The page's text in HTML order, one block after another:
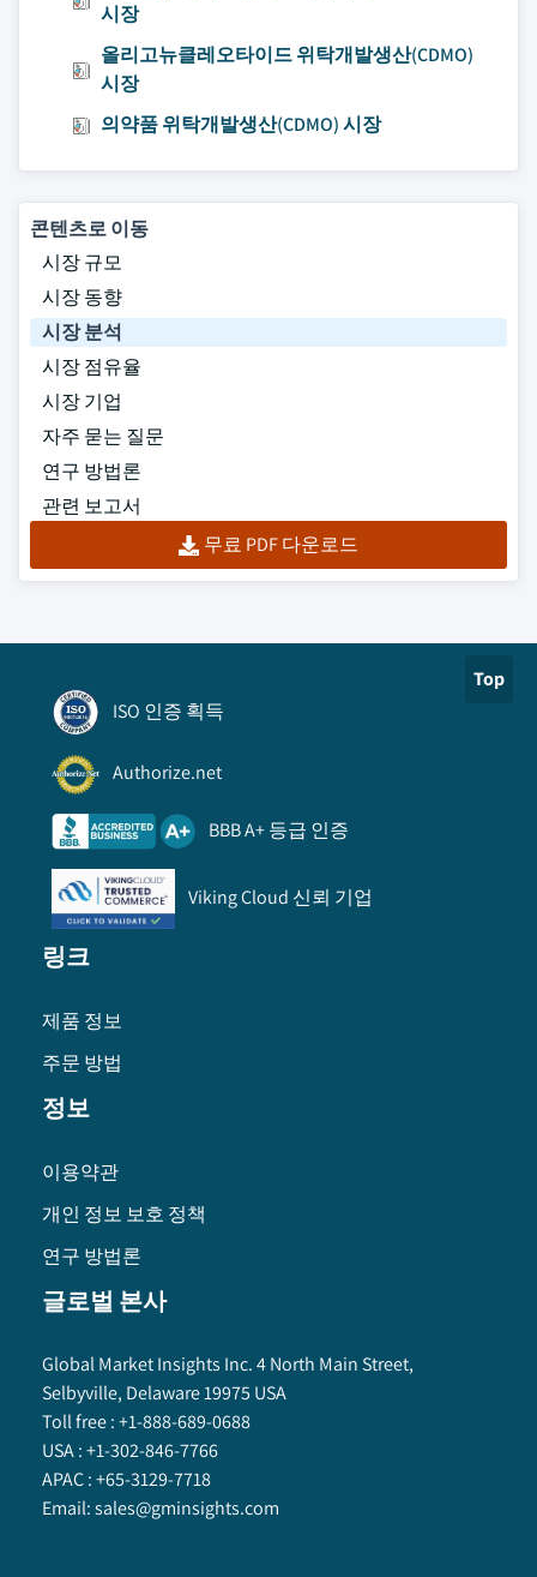
시장
올리고뉴클레오타이드 위탁개발생산(CDMO)
시장
의약품 위탁개발생산(CDMO) 시장
콘텐츠로 이동
시장 규모
시장 동향
시장 분석
시장 점유율
시장 기업
자주 묻는 질문
연구 방법론
관련 보고서
무료 PDF 다운로드
Top
ISO 인증 획득
Authorize.net
BBB A+ 등급 인증
Viking Cloud 신뢰 기업
링크
제품 정보
주문 방법
정보
이용약관
개인 정보 보호 정책
연구 방법론
글로벌 본사
Global Market Insights Inc. 4 North Main Street,
Selbyville, Delaware 19975 USA
Toll free :+1-888-689-0688
USA :+1-302-846-7766
APAC :+65-3129-7718
Email:sales@gminsights.com